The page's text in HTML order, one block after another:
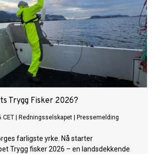
Trygg Fisker 2026?
CET Redningsselskapet Pressemelding
farligste yrke. Nå starter
Trygg fisker 2026 – en landsdekkende